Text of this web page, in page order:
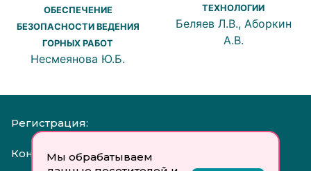
Мы обрабатываем
ОБЕСПЕЧЕНИЕ
БЕЗОПАСНОСТИ ВЕДЕНИЯ
ГОРНЫХ РАБОТ
Несмеянова Ю.Б.
ТЕХНОЛОГИИ
Беляев Л.В., Аборкин
А.В.
Регистрация:
Контакты: